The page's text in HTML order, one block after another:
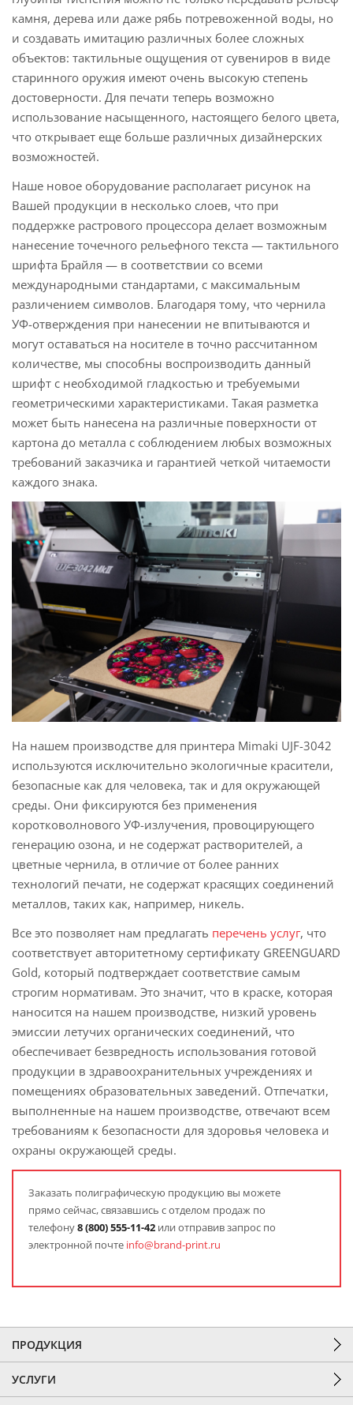
камня, дерева или даже рябь потревоженной воды, но
и создавать имитацию различных более сложных
объектов: тактильные ощущения от сувениров в виде
старинного оружия имеют очень высокую степень
достоверности. Для печати теперь возможно
использование насыщенного, настоящего белого цвета,
что открывает еще больше различных дизайнерских
возможностей.
Наше новое оборудование располагает рисунок на
Вашей продукции в несколько слоев, что при
поддержке растрового процессора делает возможным
нанесение точечного рельефного текста — тактильного
шрифта Брайля — в соответствии со всеми
международными стандартами, с максимальным
различением символов. Благодаря тому, что чернила
УФ-отверждения при нанесении не впитываются и
могут оставаться на носителе в точно рассчитанном
количестве, мы способны воспроизводить данный
шрифт с необходимой гладкостью и требуемыми
геометрическими характеристиками. Такая разметка
может быть нанесена на различные поверхности от
картона до металла с соблюдением любых возможных
требований заказчика и гарантией четкой читаемости
каждого знака.
На нашем производстве для принтера Mimaki UJF-3042
используются исключительно экологичные красители,
безопасные как для человека, так и для окружающей
среды. Они фиксируются без применения
коротковолнового УФ-излучения, провоцирующего
генерацию озона, и не содержат растворителей, а
цветные чернила, в отличие от более ранних
технологий печати, не содержат красящих соединений
металлов, таких как, например, никель.
Все это позволяет нам предлагать перечень услуг, что
соответствует авторитетному сертификату GREENGUARD
Gold, который подтверждает соответствие самым
строгим нормативам. Это значит, что в краске, которая
наносится на нашем производстве, низкий уровень
эмиссии летучих органических соединений, что
обеспечивает безвредность использования готовой
продукции в здравоохранительных учреждениях и
помещениях образовательных заведений. Отпечатки,
выполненные на нашем производстве, отвечают всем
требованиям к безопасности для здоровья человека и
охраны окружающей среды.
Заказать полиграфическую продукцию вы можете
прямо сейчас, связавшись с отделом продаж по
телефону8 (800) 555-11-42 или отправив запрос по
электронной почте info@brand-print.ru
ПРОДУКЦИЯ
УСЛУГИ